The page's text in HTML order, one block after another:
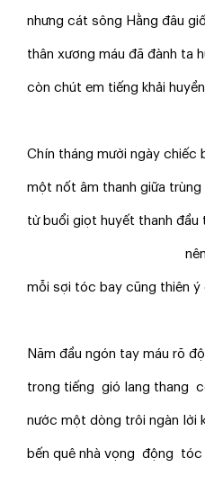
nhưng cát sông Hằng đâu
thân xương máu đã đành ta
còn chút em tiếng khải
Chín tháng mười ngày chiếc
một nốt âm thanh giữa
từ buổi giọt huyết thanh đầu
nên hình
mỗi sợi tóc bay cũng thiên ý
Năm đầu ngón tay máu rõ
trong tiếng gió lang thang
nước một dòng trôi ngàn lời
bến quê nhà vọng động tóc